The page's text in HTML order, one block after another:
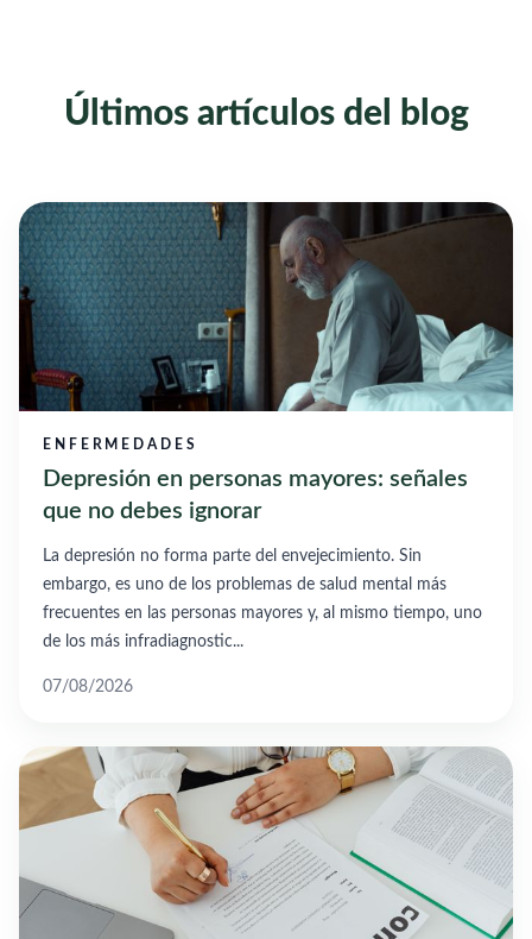
Últimos artículos del blog
ENFERMEDADES
Depresión en personas mayores: señales
que no debes ignorar
La depresión no forma parte del envejecimiento. Sin
embargo, es uno de los problemas de salud mental más
frecuentes en las personas mayores y, al mismo tiempo, uno
de los más infradiagnostic...
07/08/2026